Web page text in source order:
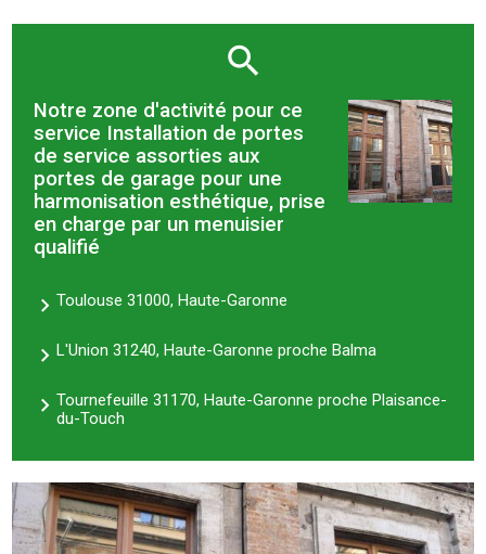
Notre zone d'activité pour ce
service Installation de portes
de service assorties aux
portes de garage pour une
harmonisation esthétique, prise
en charge par un menuisier
qualifié
Toulouse 31000, Haute-Garonne
L'Union 31240, Haute-Garonne proche Balma
Tournefeuille 31170, Haute-Garonne proche Plaisance-
du-Touch